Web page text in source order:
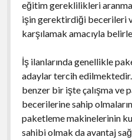
eğitim gereklilikleri
işin gerektirdiği becerileri
karşılamak amacıyla
İş ilanlarında genellikle
adaylar tercih edilmektedir.
benzer bir işte çalışma ve
becerilerine sahip
paketleme makinelerinin
sahibi olmak da avantaj